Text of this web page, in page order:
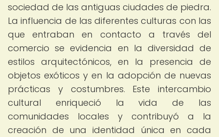
sociedad de las antiguas ciudades de piedra.
La influencia de las diferentes culturas con las
que entraban en contacto a través del
comercio se evidencia en la diversidad de
estilos arquitectónicos, en la presencia de
objetos exóticos y en la adopción de nuevas
prácticas y costumbres. Este intercambio
cultural enriqueció la vida de las
comunidades locales y contribuyó a la
creación de una identidad única en cada